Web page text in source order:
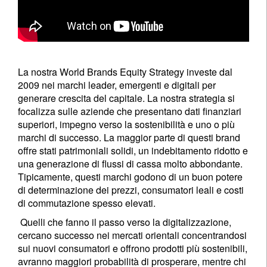
La nostra World Brands Equity Strategy investe dal
2009 nei marchi leader, emergenti e digitali per
generare crescita del capitale. La nostra strategia si
focalizza sulle aziende che presentano dati finanziari
superiori, impegno verso la sostenibilità e uno o più
marchi di successo. La maggior parte di questi brand
offre stati patrimoniali solidi, un indebitamento ridotto e
una generazione di flussi di cassa molto abbondante.
Tipicamente, questi marchi godono di un buon potere
di determinazione dei prezzi, consumatori leali e costi
di commutazione spesso elevati.
Quelli che fanno il passo verso la digitalizzazione,
cercano successo nei mercati orientali concentrandosi
sui nuovi consumatori e offrono prodotti più sostenibili,
avranno maggiori probabilità di prosperare, mentre chi